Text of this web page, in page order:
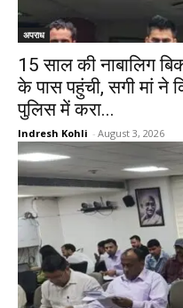
अपराध
15 साल की नाबालिग
के पास पहुंची, सगी मां ने
पुलिस में करा...
Indresh Kohli - August 3, 2026